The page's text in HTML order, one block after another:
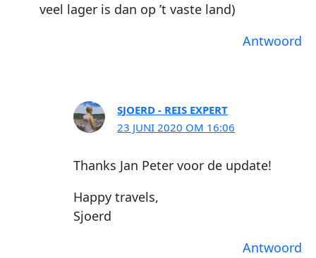
veel lager is dan op ’t vaste land)
Antwoord
SJOERD - REIS EXPERT
23 JUNI 2020 OM 16:06
Thanks Jan Peter voor de update!
Happy travels,
Sjoerd
Antwoord